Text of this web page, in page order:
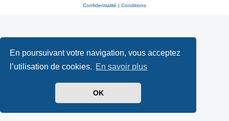
En poursuivant votre navigation, vous acceptez
l’utilisation de cookies. En savoir plus
OK
Confidentialité
Conditions